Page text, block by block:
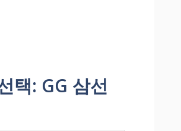
택: GG 삼선